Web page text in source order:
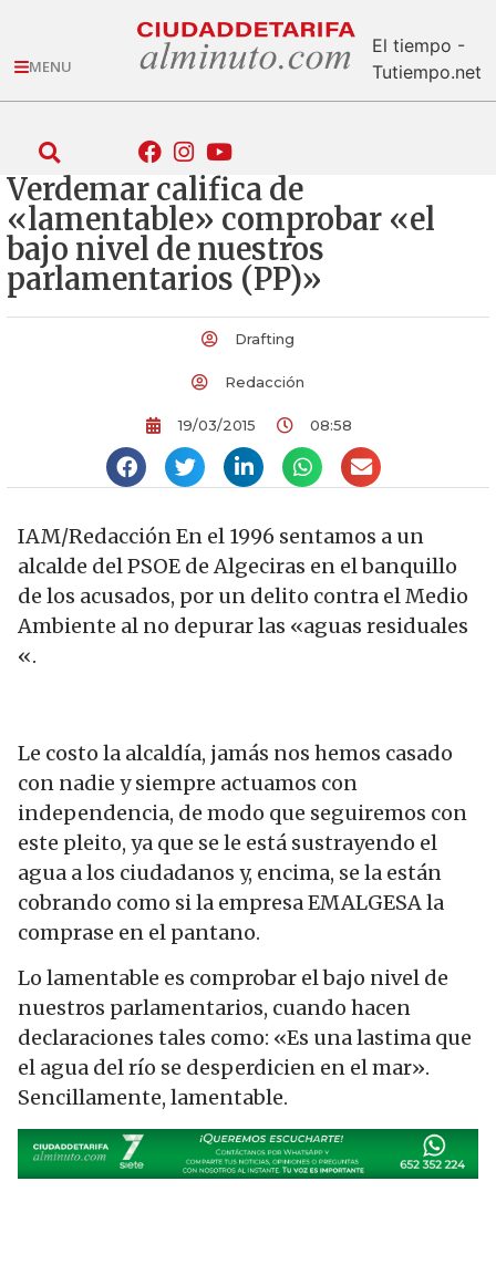
MENU
El tiempo -
Tutiempo.net
Verdemar califica de
«lamentable» comprobar «el
bajo nivel de nuestros
parlamentarios (PP)»
Drafting
Redacción
19/03/2015 08:58
IAM/Redacción En el 1996 sentamos a un
alcalde del PSOE de Algeciras en el banquillo
de los acusados, por un delito contra el Medio
Ambiente al no depurar las «aguas residuales
«.
Le costo la alcaldía, jamás nos hemos casado
con nadie y siempre actuamos con
independencia, de modo que seguiremos con
este pleito, ya que se le está sustrayendo el
agua a los ciudadanos y, encima, se la están
cobrando como si la empresa EMALGESA la
comprase en el pantano.
Lo lamentable es comprobar el bajo nivel de
nuestros parlamentarios, cuando hacen
declaraciones tales como: «Es una lastima que
el agua del río se desperdicien en el mar».
Sencillamente, lamentable.